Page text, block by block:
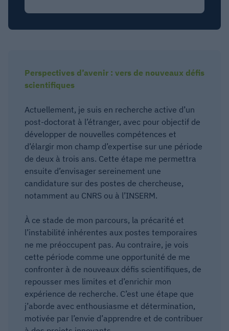
Perspectives d’avenir : vers de nouveaux défis
scientifiques
Actuellement, je suis en recherche active d’un
post-doctorat à l’étranger, avec pour objectif de
développer de nouvelles compétences et
d’élargir mon champ d’expertise sur une période
de deux à trois ans. Cette étape me permettra
ensuite d’envisager sereinement une
candidature sur des postes de chercheuse,
notamment au CNRS ou à l’INSERM.
À ce stade de mon parcours, la précarité et
l’instabilité inhérentes aux postes temporaires
ne me préoccupent pas. Au contraire, je vois
cette période comme une opportunité de me
confronter à de nouveaux défis scientifiques, de
repousser mes limites et d’enrichir mon
expérience de recherche. C’est une étape que
j’aborde avec enthousiasme et détermination,
motivée par l’envie d’apprendre et de contribuer